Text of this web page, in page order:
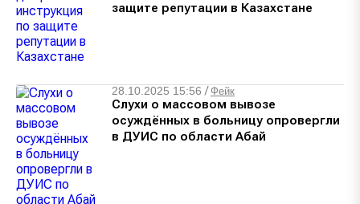
защите репутации в Казахстане
28.10.2025 15:56 /Фейк
Слухи о массовом вывозе
осуждённых в больницу опровергли
в ДУИС по области Абай